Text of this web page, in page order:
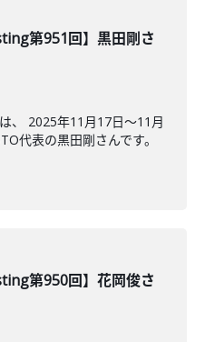
第951回】黒田剛さ
、 2025年11月17日〜11月
代表の黒田剛さんです。
第950回】花岡俊さ